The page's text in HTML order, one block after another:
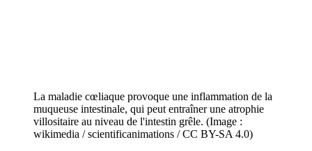
La maladie cœliaque provoque une inflammation de la
muqueuse intestinale, qui peut entraîner une atrophie
villositaire au niveau de l'intestin grêle. (Image :
wikimedia / scientificanimations / CC BY-SA 4.0)